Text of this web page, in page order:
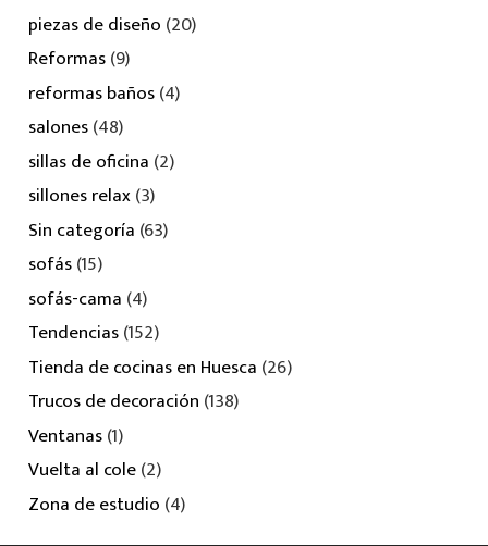
piezas de diseño (20)
Reformas(9)
reformas baños(4)
salones(48)
sillas de oficina (2)
sillones relax(3)
Sin categoría (63)
sofás(15)
sofás-cama (4)
Tendencias(152)
Tienda de cocinas en Huesca (26)
Trucos de decoración (138)
Ventanas(1)
Vuelta al cole(2)
Zona de estudio (4)